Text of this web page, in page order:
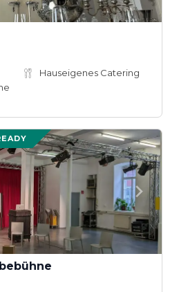
Hauseigenes Catering